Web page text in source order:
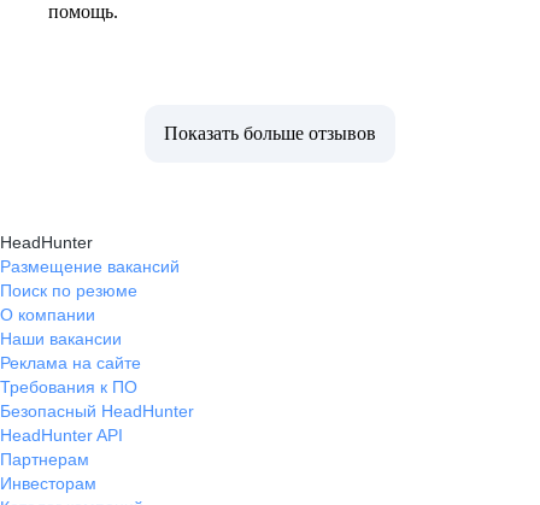
помощь.
Показать больше отзывов
HeadHunter
Размещение вакансий
Поиск по резюме
О компании
Наши вакансии
Реклама на сайте
Требования к ПО
Безопасный HeadHunter
HeadHunter API
Партнерам
Инвесторам